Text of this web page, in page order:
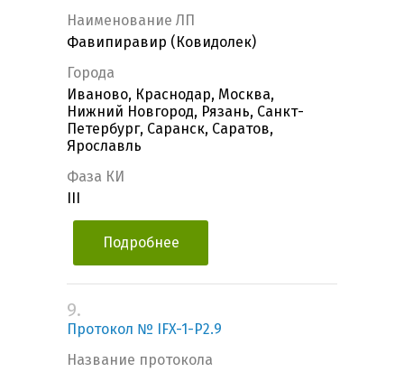
Наименование ЛП
Фавипиравир (Ковидолек)
Города
Иваново, Краснодар, Москва,
Нижний Новгород, Рязань, Санкт-
Петербург, Саранск, Саратов,
Ярославль
Фаза КИ
Подробнее
9.
Протокол № IFX-1-P2.9
Название протокола